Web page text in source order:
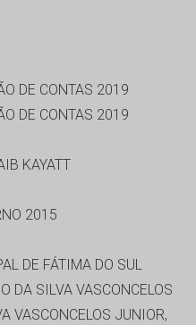
DE CONTAS 2019
DE CONTAS 2019
KAYATT
2015
DE FÁTIMA DO SUL
DA SILVA VASCONCELOS
VASCONCELOS JUNIOR,